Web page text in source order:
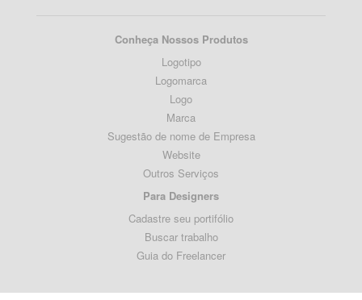
Conheça Nossos Produtos
Logotipo
Logomarca
Logo
Marca
Sugestão de nome de Empresa
Website
Outros Serviços
Para Designers
Cadastre seu portifólio
Buscar trabalho
Guia do Freelancer